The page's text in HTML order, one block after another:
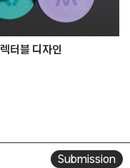
터블 디자인
Submission